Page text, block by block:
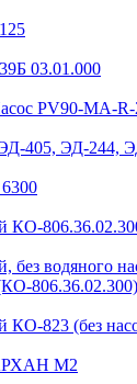
03.01.000
PV90-MA-R-
ЭД-405, ЭД-244,
КО-
без водяного
806.36.02.300)
КО-823 (без
М2